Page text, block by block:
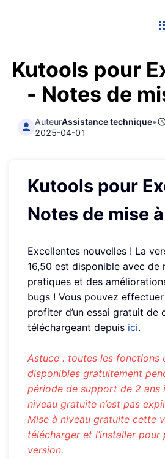
Kutools pour
- Notes de
AuteurAssistance technique•
2025-04-01
Kutools pour
Notes de mise
Excellentes nouvelles ! La
16,50 est disponible avec
pratiques et des
bugs ! Vous pouvez
profiter d’un essai gratuit de
téléchargeant depuis ici.
Astuce : toutes les fonctions
disponibles gratuitement
période de support de 2 ans
niveau gratuite n’est pas
Mise à niveau gratuite cette
télécharger et l’installer pour
version.